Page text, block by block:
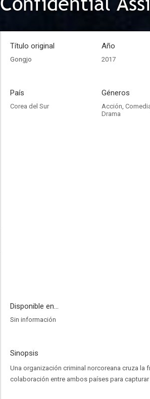
Título original
Gongjo
Año
2017
País
Corea del Sur
Géneros
Acción,
Drama
Disponible en...
Sin información
Sinopsis
Una organización criminal norcoreana cruza la
colaboración entre ambos países para